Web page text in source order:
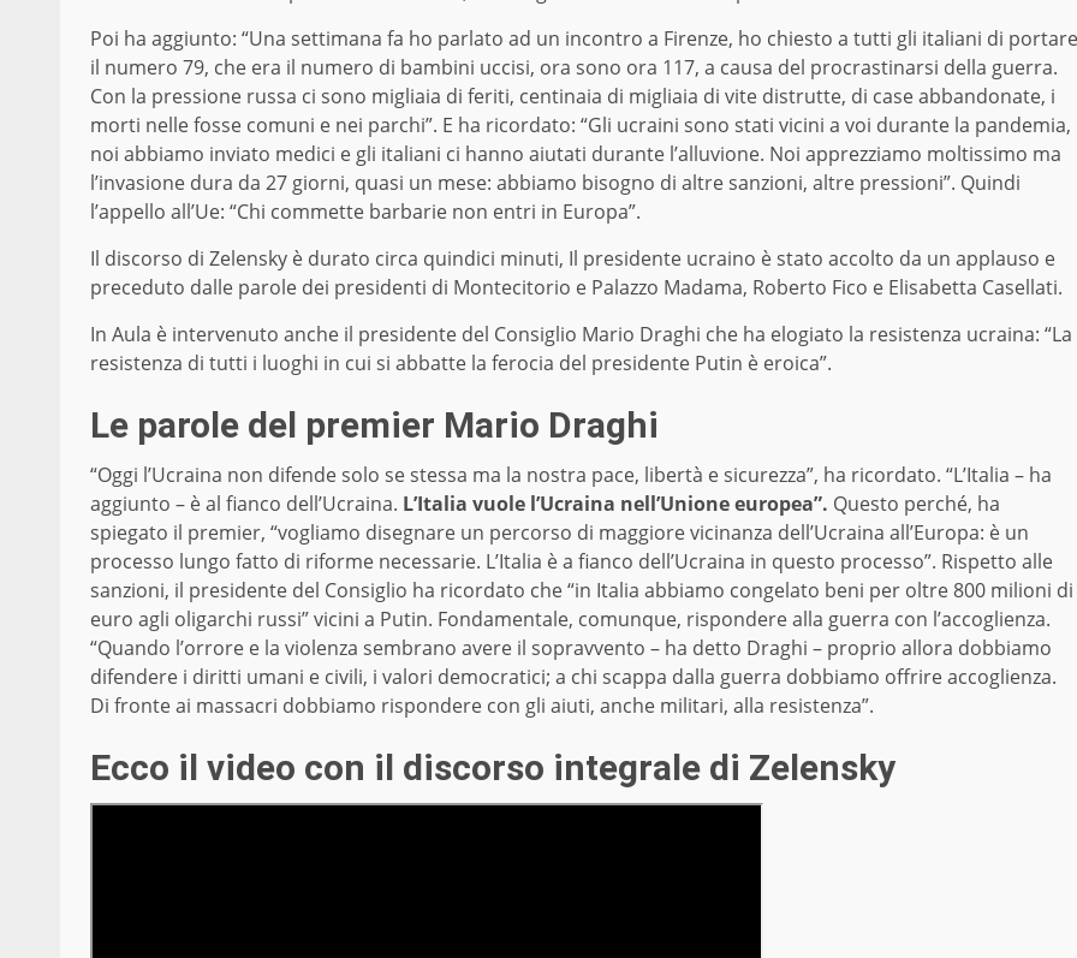
Poi ha aggiunto: “Una settimana fa ho parlato ad un incontro a Firenze, ho chiesto a tutti gli italiani di portare
il numero 79, che era il numero di bambini uccisi, ora sono ora 117, a causa del procrastinarsi della guerra.
Con la pressione russa ci sono migliaia di feriti, centinaia di migliaia di vite distrutte, di case abbandonate, i
morti nelle fosse comuni e nei parchi”. E ha ricordato: “Gli ucraini sono stati vicini a voi durante la pandemia,
noi abbiamo inviato medici e gli italiani ci hanno aiutati durante l’alluvione. Noi apprezziamo moltissimo ma
l’invasione dura da 27 giorni, quasi un mese: abbiamo bisogno di altre sanzioni, altre pressioni”. Quindi
l’appello all’Ue: “Chi commette barbarie non entri in Europa”.
Il discorso di Zelensky è durato circa quindici minuti, Il presidente ucraino è stato accolto da un applauso e
preceduto dalle parole dei presidenti di Montecitorio e Palazzo Madama, Roberto Fico e Elisabetta Casellati.
In Aula è intervenuto anche il presidente del Consiglio Mario Draghi che ha elogiato la resistenza ucraina: “La
resistenza di tutti i luoghi in cui si abbatte la ferocia del presidente Putin è eroica”.
Le parole del premier Mario Draghi
“Oggi l’Ucraina non difende solo se stessa ma la nostra pace, libertà e sicurezza”, ha ricordato. “L’Italia – ha
aggiunto – è al fianco dell’Ucraina. L’Italia vuole l’Ucraina nell’Unione europea”. Questo perché, ha
spiegato il premier, “vogliamo disegnare un percorso di maggiore vicinanza dell’Ucraina all’Europa: è un
processo lungo fatto di riforme necessarie. L’Italia è a fianco dell’Ucraina in questo processo”. Rispetto alle
sanzioni, il presidente del Consiglio ha ricordato che “in Italia abbiamo congelato beni per oltre 800 milioni di
euro agli oligarchi russi” vicini a Putin. Fondamentale, comunque, rispondere alla guerra con l’accoglienza.
“Quando l’orrore e la violenza sembrano avere il sopravvento – ha detto Draghi – proprio allora dobbiamo
difendere i diritti umani e civili, i valori democratici; a chi scappa dalla guerra dobbiamo offrire accoglienza.
Di fronte ai massacri dobbiamo rispondere con gli aiuti, anche militari, alla resistenza”.
Ecco il video con il discorso integrale di Zelensky